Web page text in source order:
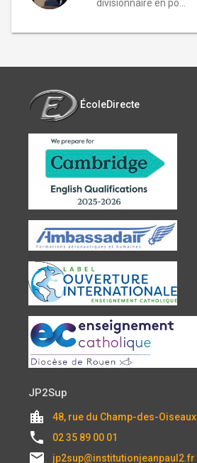
divisionnaire en po...
ÉcoleDirecte
JP2Sup
location_city 48, rue du Champ-des-Oiseaux
local_phone 02 35 89 00 01
email jp2sup@institutionjeanpaul2.fr